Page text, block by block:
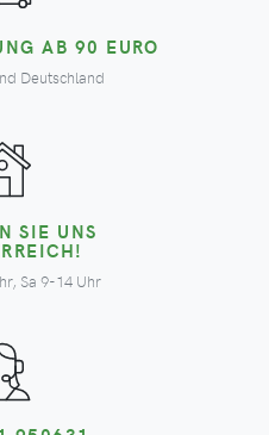
AB 90 EURO
Deutschland
SIE UNS
Sa 9-14 Uhr